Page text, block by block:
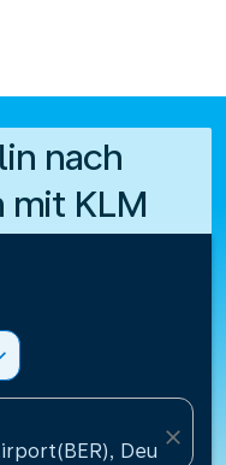
nach
mit KLM
close